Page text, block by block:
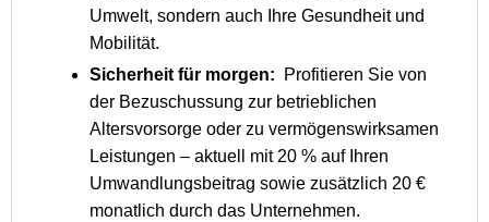
Umwelt, sondern auch Ihre Gesundheit und
Mobilität.
Sicherheit für morgen: Profitieren Sie von
der Bezuschussung zur betrieblichen
Altersvorsorge oder zu vermögenswirksamen
Leistungen – aktuell mit 20 % auf Ihren
Umwandlungsbeitrag sowie zusätzlich 20 €
monatlich durch das Unternehmen.